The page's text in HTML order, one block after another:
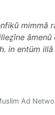
mimmâ
in entüm
Ad